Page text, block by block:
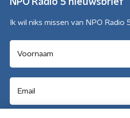
NPO Radio 5 nieuwsbrief
Ik wil niks missen van NPO Radio